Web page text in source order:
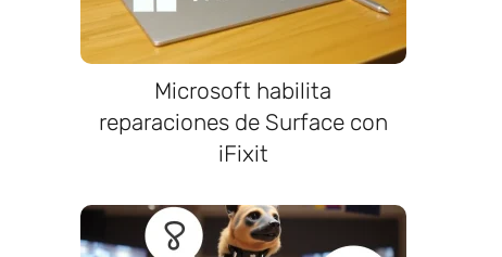
Microsoft habilita
reparaciones de Surface con
iFixit